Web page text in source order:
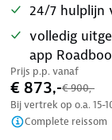
24/7 hulplijn
volledig
app
Prijs p.p. vanaf
€ 873,-€ 900,-
Bij vertrek op o.a. 15-
Complete reissom
Nazomer korting